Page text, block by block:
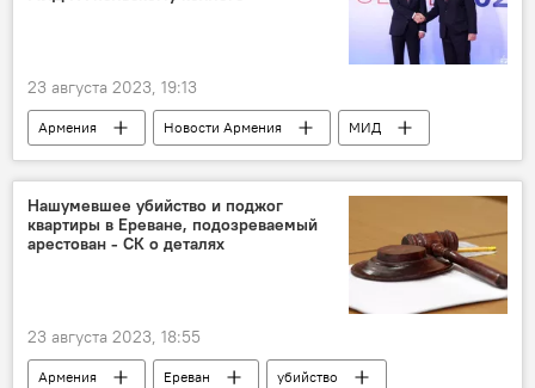
23 августа 2023, 19:13
Армения Новости Армения
МИД
Южный Кавказ
Польша
Нагорный Карабах
Лачинский коридор
Азербайджан
Баку
Нашумевшее убийство и поджог
квартиры в Ереване, подозреваемый
арестован - СК о деталях
23 августа 2023, 18:55
Армения Ереван
убийство